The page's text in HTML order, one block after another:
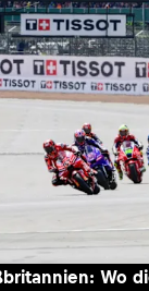
Wo